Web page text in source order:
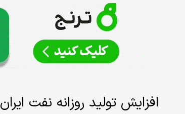
افزایش تولید روزانه نفت ایران